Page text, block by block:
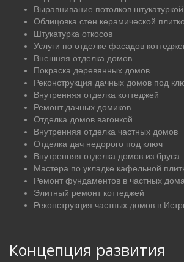
Выравнивание потолков штукатуркой
Облицовка стен керамической
Штукатурка откосов
Услуги по отделке фасадов
Внешняя отделка домов
Покраска деревянных домов
Реконструкция дачных домов под
Внутренняя отделка коттеджей
Ремонт дачных домиков
Отделка домов вагонкой
Внутренняя отделка частных домов
Отделка дач недорого под ключ
Внутренняя отделка домов из бруса
Мастера по укладке кафельной
Ремонт фундаментов в частных
Элитный ремонт коттеджей
Реконструкция частных домов в
Концепция развития